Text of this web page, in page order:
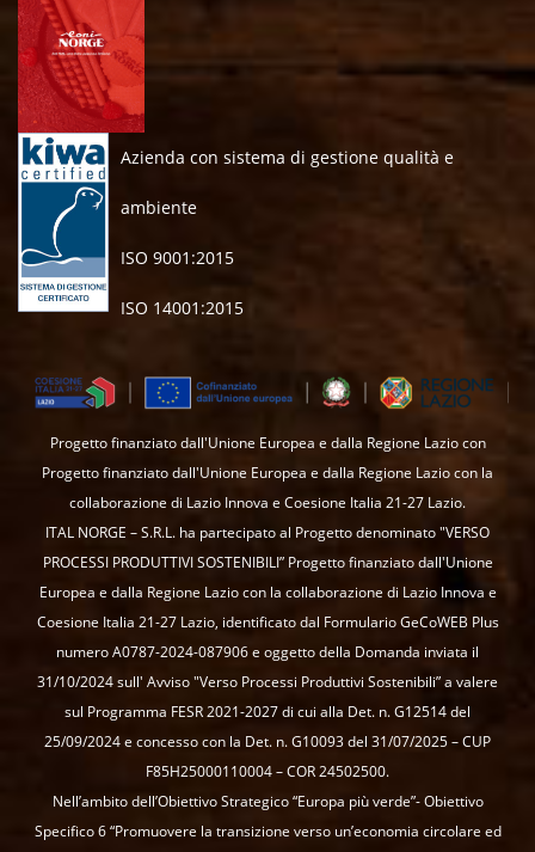
Azienda con sistema di gestione qualità e
ambiente
ISO 9001:2015
ISO 14001:2015
Progetto finanziato dall'Unione Europea e dalla Regione Lazio con
Progetto finanziato dall'Unione Europea e dalla Regione Lazio con la
collaborazione di Lazio Innova e Coesione Italia 21-27 Lazio.
ITAL NORGE – S.R.L. ha partecipato al Progetto denominato "VERSO
PROCESSI PRODUTTIVI SOSTENIBILI” Progetto finanziato dall'Unione
Europea e dalla Regione Lazio con la collaborazione di Lazio Innova e
Coesione Italia 21-27 Lazio, identificato dal Formulario GeCoWEB Plus
numero A0787-2024-087906 e oggetto della Domanda inviata il
31/10/2024 sull' Avviso "Verso Processi Produttivi Sostenibili” a valere
sul Programma FESR 2021-2027 di cui alla Det. n. G12514 del
25/09/2024 e concesso con la Det. n. G10093 del 31/07/2025 – CUP
F85H25000110004 – COR 24502500.
Nell’ambito dell’Obiettivo Strategico “Europa più verde”- Obiettivo
Specifico 6 “Promuovere la transizione verso un’economia circolare ed